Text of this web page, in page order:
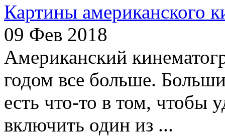
Картины американского
09 Фев 2018
Американский
годом все больше.
есть что-то в том, чтобы
включить один из ...